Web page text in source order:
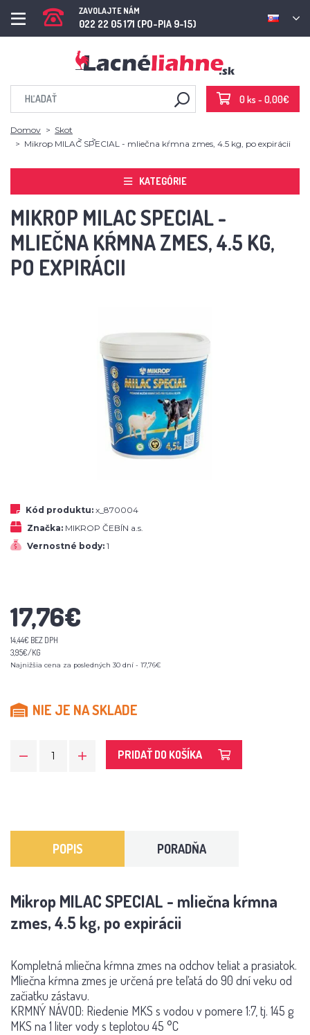
ZAVOLAJTE NÁM
022 22 05 171 (PO-PIA 9-15)
0 ks - 0,00€
Domov
Skot
Mikrop MILAC SPECIAL - mliečna kŕmna zmes, 4.5 kg, po expirácii
KATEGÓRIE
MIKROP MILAC SPECIAL -
MLIEČNA KŔMNA ZMES, 4.5 KG,
PO EXPIRÁCII
Kód produktu: x_870004
Značka: MIKROP ČEBÍN a.s.
Vernostné body: 1
17,76€
14,44€ BEZ DPH
3,95€/KG
Najnižšia cena za posledných 30 dní - 17,76€
NIE JE NA SKLADE
PRIDAŤ DO KOŠÍKA
POPIS PORADŇA
Mikrop MILAC SPECIAL - mliečna kŕmna
zmes, 4.5 kg, po expirácii
Kompletná mliečna kŕmna zmes na odchov teliat a prasiatok.
Mliečna kŕmna zmes je určená pre teľatá do 90 dní veku od
začiatku zástavu.
KRMNÝ NÁVOD: Riedenie MKS s vodou v pomere 1:7, tj. 145 g
MKS na 1 liter vody s teplotou 45 °C